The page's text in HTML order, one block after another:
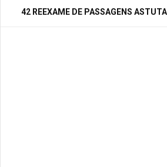
42 REEXAME DE PASSAGENS